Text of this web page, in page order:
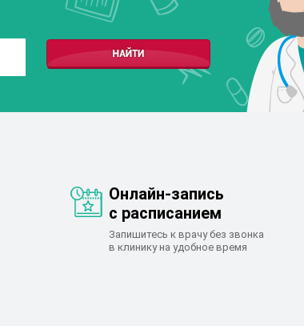
Онлайн-запись
с расписанием
Запишитесь к врачу без звонка
в клинику на удобное время